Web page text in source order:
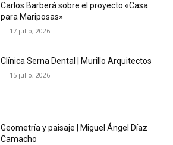
Carlos Barberá sobre el proyecto «Casa
para Mariposas»
17 julio, 2026
Clínica Serna Dental | Murillo Arquitectos
15 julio, 2026
Geometría y paisaje | Miguel Ángel Díaz
Camacho